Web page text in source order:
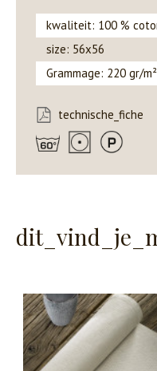
kwaliteit: 100 %
size: 56x56
Grammage: 220 gr/m²
technische_fiche